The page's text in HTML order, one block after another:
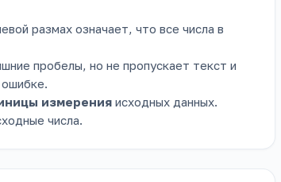
размах означает, что все числа в
пробелы, но не пропускает текст и
измерения исходных данных.
числа.